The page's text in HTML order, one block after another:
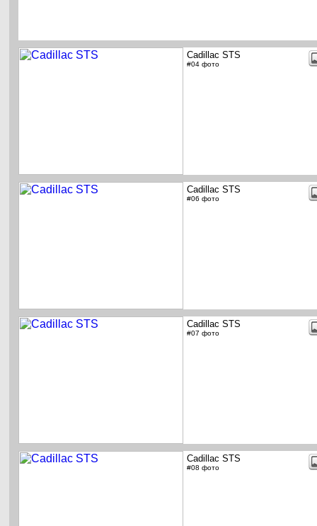
Cadillac STS
#04 фото
Cadillac STS
#06 фото
Cadillac STS
#07 фото
Cadillac STS
#08 фото